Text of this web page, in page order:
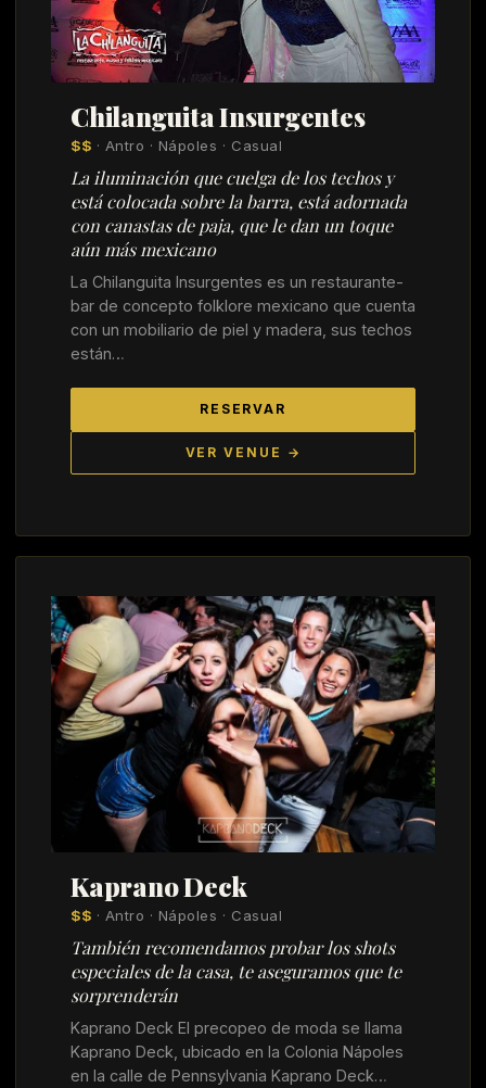
Chilanguita Insurgentes
$$ · Antro · Nápoles · Casual
La iluminación que cuelga de los techos y
está colocada sobre la barra, está adornada
con canastas de paja, que le dan un toque
aún más mexicano
La Chilanguita Insurgentes es un restaurante-
bar de concepto folklore mexicano que cuenta
con un mobiliario de piel y madera, sus techos
están…
RESERVAR
VER VENUE →
Kaprano Deck
$$ · Antro · Nápoles · Casual
También recomendamos probar los shots
especiales de la casa, te aseguramos que te
sorprenderán
Kaprano Deck El precopeo de moda se llama
Kaprano Deck, ubicado en la Colonia Nápoles
en la calle de Pennsylvania Kaprano Deck…